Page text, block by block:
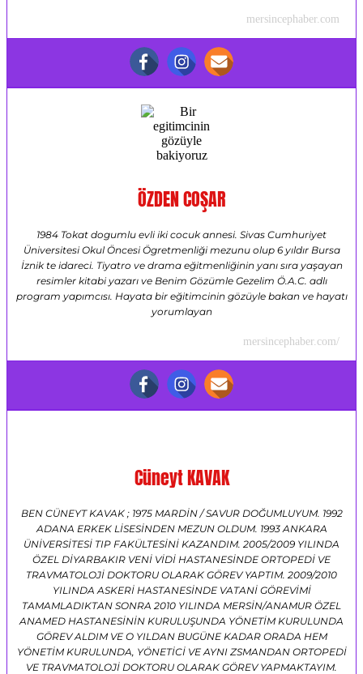
mersincephaber.com
ÖZDEN COŞAR
1984 Tokat dogumlu evli iki cocuk annesi. Sivas Cumhuriyet
Üniversitesi Okul Öncesi Ögretmenliği mezunu olup 6 yıldır Bursa
İznik te idareci. Tiyatro ve drama eğitmenliğinin yanı sıra yaşayan
resimler kitabi yazarı ve Benim Gözümle Gezelim Ö.A.C. adlı
program yapımcısı. Hayata bir eğitimcinin gözüyle bakan ve hayatı
yorumlayan
mersincephaber.com/
Cüneyt KAVAK
BEN CÜNEYT KAVAK ; 1975 MARDİN / SAVUR DOĞUMLUYUM. 1992
ADANA ERKEK LİSESİNDEN MEZUN OLDUM. 1993 ANKARA
ÜNİVERSİTESİ TIP FAKÜLTESİNİ KAZANDIM. 2005/2009 YILINDA
ÖZEL DİYARBAKIR VENİ VİDİ HASTANESİNDE ORTOPEDİ VE
TRAVMATOLOJİ DOKTORU OLARAK GÖREV YAPTIM. 2009/2010
YILINDA ASKERİ HASTANESİNDE VATANİ GÖREVİMİ
TAMAMLADIKTAN SONRA 2010 YILINDA MERSİN/ANAMUR ÖZEL
ANAMED HASTANESİNİN KURULUŞUNDA YÖNETİM KURULUNDA
GÖREV ALDIM VE O YILDAN BUGÜNE KADAR ORADA HEM
YÖNETİM KURULUNDA, YÖNETİCİ VE AYNI ZSMANDAN ORTOPEDİ
VE TRAVMATOLOJİ DOKTORU OLARAK GÖREV YAPMAKTAYIM.